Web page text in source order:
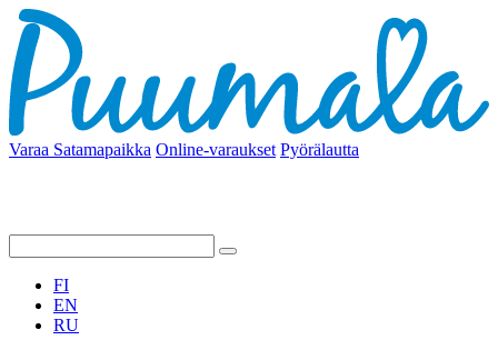
Varaa Satamapaikka Online-varaukset Pyörälautta
FI
EN
RU